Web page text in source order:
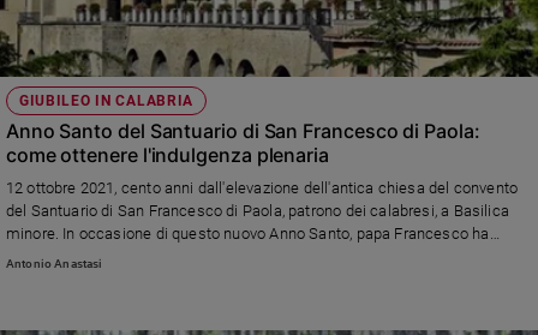
Chiesa
Fede
e
spiritualità
Devozione
e
fede
GIUBILEO IN CALABRIA
Anno Santo del Santuario di San Francesco di Paola:
come ottenere l'indulgenza plenaria
12 ottobre 2021, cento anni dall'elevazione dell'antica chiesa del convento
del Santuario di San Francesco di Paola, patrono dei calabresi, a Basilica
minore. In occasione di questo nuovo Anno Santo, papa Francesco ha
concesso ai pellegrini di ottenere l'indulgenza plenaria fino al 12 ottobre
Antonio Anastasi